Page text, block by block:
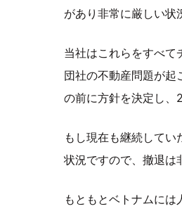
があり非常に厳しい状
当社はこれらをすべて
団社の不動産問題が起
の前に方針を決定し、
もし現在も継続して
状況ですので、撤退は
もともとベトナムに